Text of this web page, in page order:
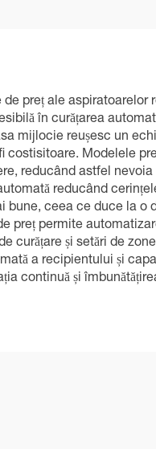
de preț ale
în curățarea
mijlocie reușesc un
costisitoare. Modelele
reducând astfel
reducând
bune, ceea ce duce la o
preț permite
curățare și setări de
a recipientului și
continuă și